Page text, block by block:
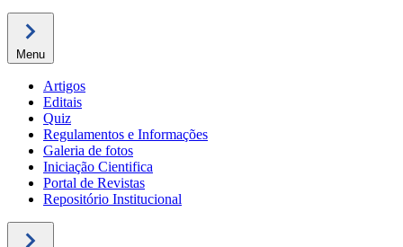
Menu
Artigos
Editais
Quiz
Regulamentos e Informações
Galeria de fotos
Iniciação Cientifica
Portal de Revistas
Repositório Institucional